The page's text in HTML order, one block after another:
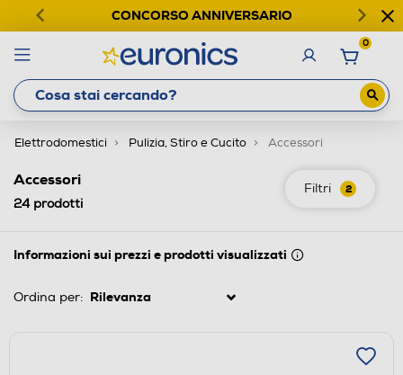
CONCORSO ANNIVERSARIO
0
Elettrodomestici Pulizia, Stiro e Cucito Accessori
Filtri 2
Accessori
24prodotti
Informazioni sui prezzi e prodotti visualizzati
Ordina per: